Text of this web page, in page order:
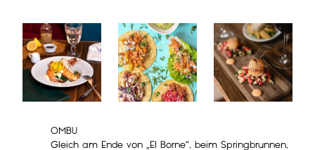
OMBU
Gleich am Ende von „El Borne“, beim Springbrunnen,